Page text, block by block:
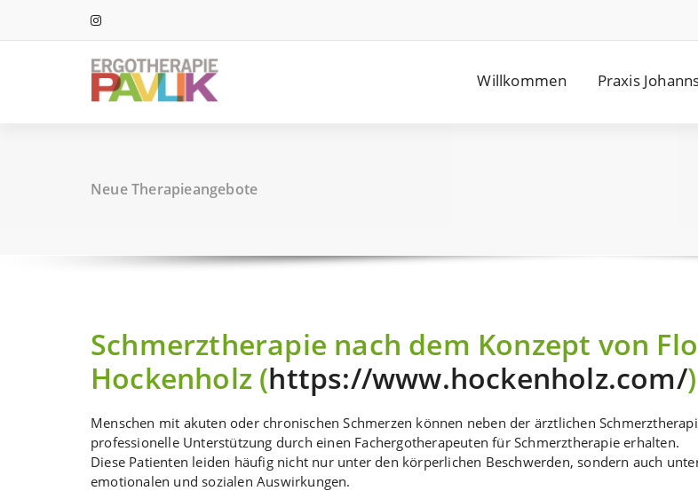
springen
Willkommen Praxis
Neue Therapieangebote
Schmerztherapie nach dem Konzept von
Hockenholz (https://www.hockenholz.com/)
Menschen mit akuten oder chronischen Schmerzen können neben der ärztlichen
professionelle Unterstützung durch einen Fachergotherapeuten für Schmerztherapie erhalten.
Diese Patienten leiden häufig nicht nur unter den körperlichen Beschwerden, sondern auch
emotionalen und sozialen Auswirkungen.